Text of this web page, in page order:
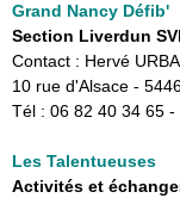
Grand Nancy Défib'
Section Liverdun
Contact : Hervé
10 rue d'Alsace -
Tél : 06 82 40 34 65 -
Les Talentueuses
Activités et